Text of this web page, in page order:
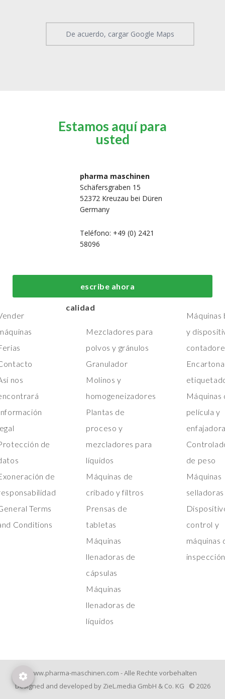
Estamos aquí para
usted
pharma maschinen
Schäfersgraben 15
52372 Kreuzau bei Düren
Germany
Teléfono: +49 (0) 2421
58096
escribe ahora
De acuerdo, cargar Google Maps
nos
de
de
Terms
Conditions
fabricación y
procesos de primera
calidad
Mezcladores para
polvos y gránulos
Granulador
Molinos y
homogeneizadores
Plantas de
proceso y
mezcladores para
líquidos
Máquinas de
cribado y filtros
Prensas de
tabletas
Máquinas
llenadoras de
cápsulas
Máquinas
llenadoras de
líquidos
embalaje de
y
Máquinas
película y
de peso
Máquinas
selladoras
control y
máquinas
inspección
www.pharma-maschinen.com - Alle Rechte vorbehalten
Designed and developed by ZieL.media GmbH & Co. KG © 2026